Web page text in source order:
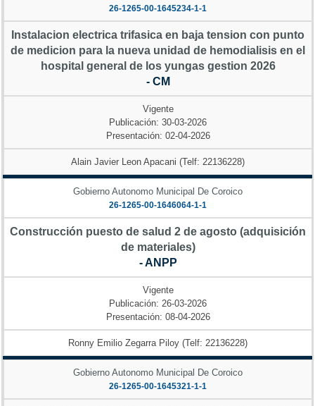
26-1265-00-1645234-1-1
Instalacion electrica trifasica en baja tension con punto
de medicion para la nueva unidad de hemodialisis en el
hospital general de los yungas gestion 2026
- CM
Vigente
Publicación: 30-03-2026
Presentación: 02-04-2026
Alain Javier Leon Apacani (Telf: 22136228)
Gobierno Autonomo Municipal De Coroico
26-1265-00-1646064-1-1
Construcción puesto de salud 2 de agosto (adquisición
de materiales)
- ANPP
Vigente
Publicación: 26-03-2026
Presentación: 08-04-2026
Ronny Emilio Zegarra Piloy (Telf: 22136228)
Gobierno Autonomo Municipal De Coroico
26-1265-00-1645321-1-1